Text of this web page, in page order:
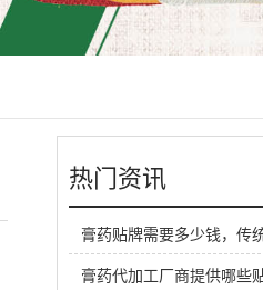
热门资讯